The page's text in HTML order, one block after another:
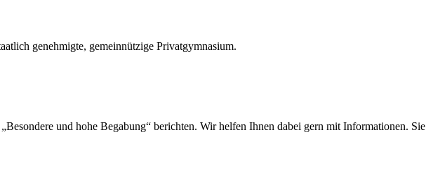
genehmigte, gemeinnützige Privatgymnasium.
und hohe Begabung“ berichten. Wir helfen Ihnen dabei gern mit Informationen. Sie